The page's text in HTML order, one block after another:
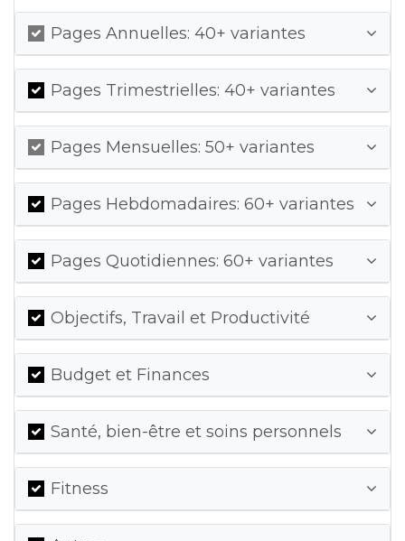
Pages Annuelles: 40+ variantes
Pages Trimestrielles: 40+ variantes
Pages Mensuelles: 50+ variantes
Pages Hebdomadaires: 60+ variantes
Pages Quotidiennes: 60+ variantes
Objectifs, Travail et Productivité
Budget et Finances
Santé, bien-être et soins personnels
Fitness